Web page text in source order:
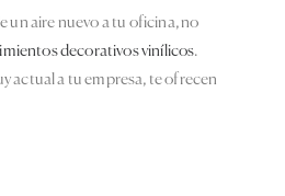
un aire nuevo a tu oficina, no
decorativos vinílicos.
actual a tu empresa, te ofrecen